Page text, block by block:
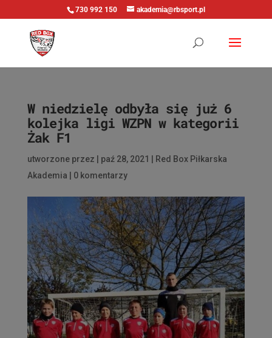
730 992 150 akademia@rbsport.pl
W niedzielę odbyła się już 6
kolejka ligi WZPN w kategorii
Żak F1
utworzone przez paź 28, 2021
Red Box Piłkarska
Akademia
0 komentarzy